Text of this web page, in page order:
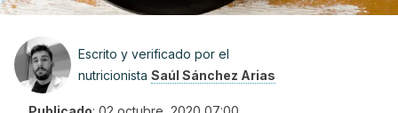
Escrito y verificado por el
nutricionista Saúl Sánchez Arias